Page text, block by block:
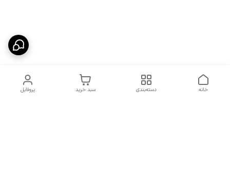
پروفایل سبد خرید دسته‌بندی خانه